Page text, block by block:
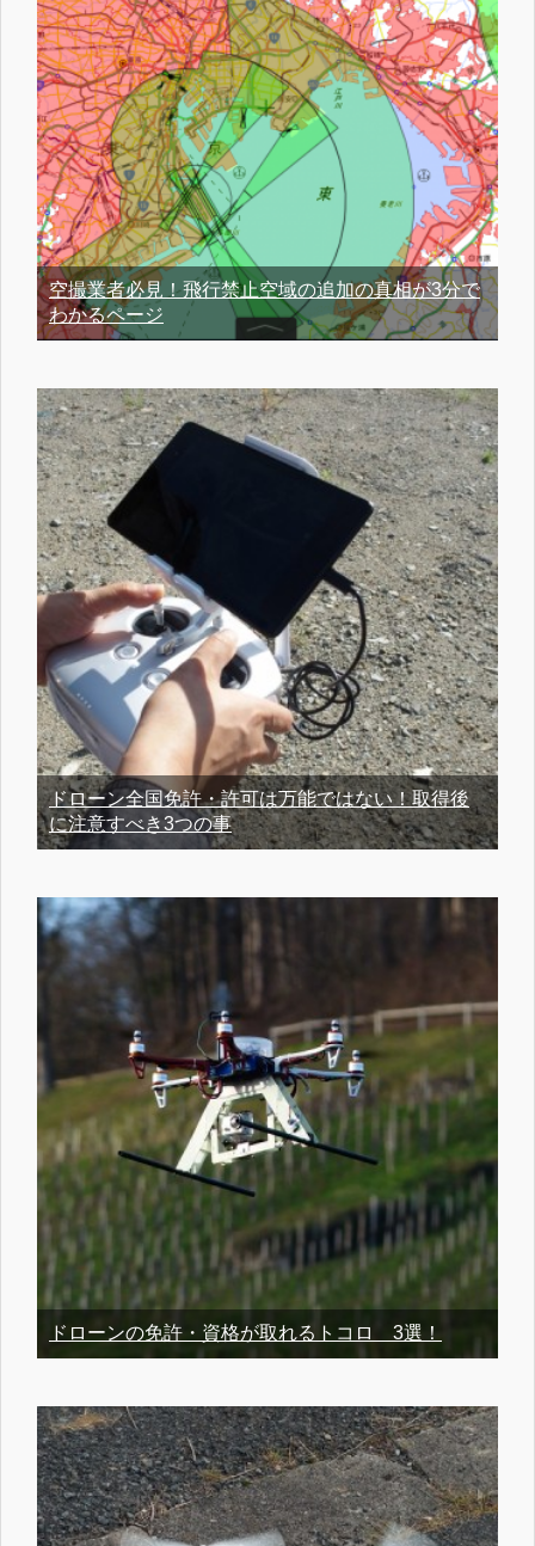
空撮業者必見！飛行禁止空域の追加の真相が3分で
わかるページ
ドローン全国免許・許可は万能ではない！取得後
に注意すべき3つの事
ドローンの免許・資格が取れるトコロ 3選！